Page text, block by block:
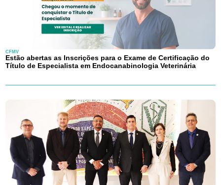
CFMV
Estão abertas as Inscrições para o Exame de Certificação do
Título de Especialista em Endocanabinologia Veterinária